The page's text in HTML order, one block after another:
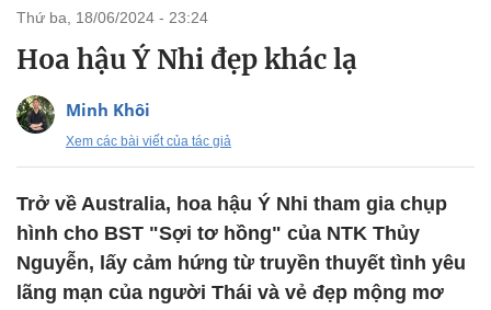
thứ ba, 18/06/2024 - 23:24
Hoa hậu Ý Nhi đẹp khác lạ
Minh Khôi
Xem các bài viết của tác giả
Trở về Australia, hoa hậu Ý Nhi tham gia chụp
hình cho BST "Sợi tơ hồng" của NTK Thủy
Nguyễn, lấy cảm hứng từ truyền thuyết tình yêu
lãng mạn của người Thái và vẻ đẹp mộng mơ